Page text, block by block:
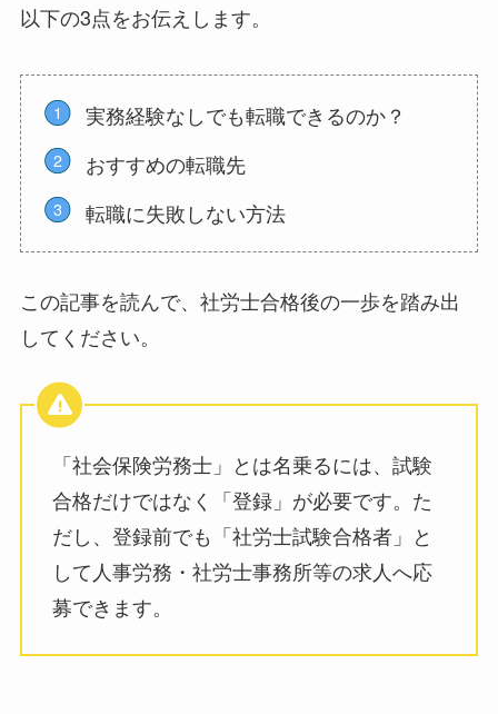
以下の3点をお伝えします。
実務経験なしでも転職できるのか？
おすすめの転職先
転職に失敗しない方法
この記事を読んで、社労士合格後の一歩を踏み出
してください。
「社会保険労務士」とは名乗るには、試験
合格だけではなく「登録」が必要です。た
だし、登録前でも「社労士試験合格者」と
して人事労務・社労士事務所等の求人へ応
募できます。